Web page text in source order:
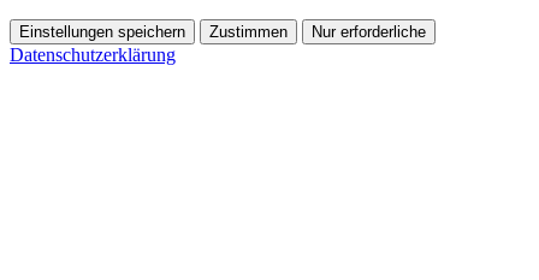
Einstellungen speichern Zustimmen Nur erforderliche
Datenschutzerklärung